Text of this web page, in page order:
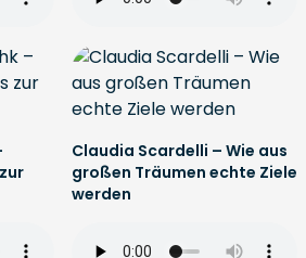
Claudia Scardelli – Wie aus
großen Träumen echte Ziele
werden